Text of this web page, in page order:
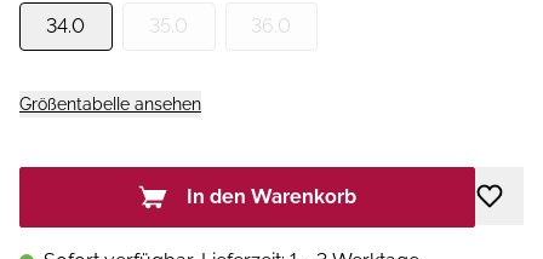
34.0 35.0 36.0
Größentabelle ansehen
In den Warenkorb